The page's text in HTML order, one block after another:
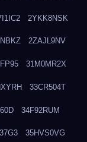
2YKK8NSK
2ZAJL9NV
31M0MR2X
33CR504T
34F92RUM
35HVS0VG